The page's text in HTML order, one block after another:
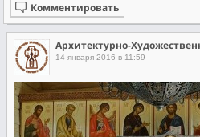
Комментировать
Архитектурно-
14 января 2016 в 11:59